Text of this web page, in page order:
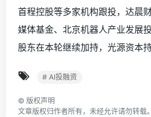
首程控股等多家机构跟投，达晨
媒体基金、北京机器人产业发展
股东在本轮继续加持，光源资本
# AI投融资
© 版权声明
文章版权归作者所有，未经允许请勿转载。